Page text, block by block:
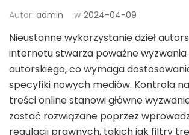
Autor: admin w 2024-04-09
Nieustanne wykorzystanie dzieł
internetu stwarza poważne
autorskiego, co wymaga
specyfiki nowych mediów. Kontrola
treści online stanowi główne
zostać rozwiązane poprzez
regulacji prawnych, takich jak filtry